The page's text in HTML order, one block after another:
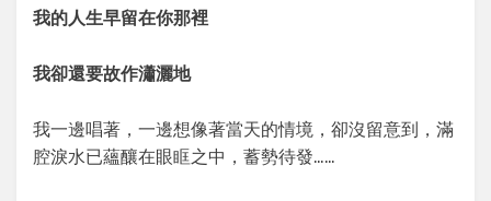
我的人生早留在你那裡
我卻還要故作瀟灑地
我一邊唱著，一邊想像著當天的情境，卻沒留意到，滿
腔淚水已蘊釀在眼眶之中，蓄勢待發……